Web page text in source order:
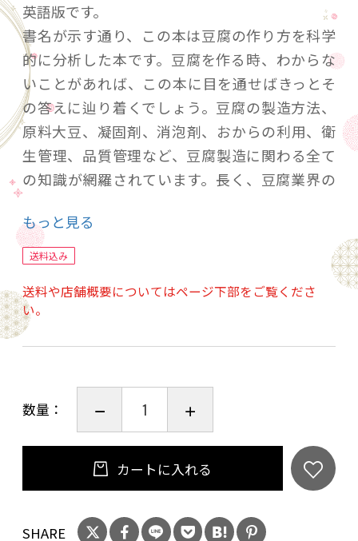
英語版です。
書名が示す通り、この本は豆腐の作り方を科学
的に分析した本です。豆腐を作る時、わからな
いことがあれば、この本に目を通せばきっとそ
の答えに辿り着くでしょう。豆腐の製造方法、
原料大豆、凝固剤、消泡剤、おからの利用、衛
生管理、品質管理など、豆腐製造に関わる全て
の知識が網羅されています。長く、豆腐業界の
が持つべき１冊です。
The Science of Tofu” is the English version of
‘The Science of Tofu,’ a book that has been a
favorite of those involved with tofu in Japan.
As the title suggests, this book is a scientific
book will surely help you find the answers. The
book covers everything you need to know
about tofu production, including production
methods, raw soybeans, coagulants,
defoaming agents, use of okara (bean curd),
もっと見る
送料込み
送料や店舗概要についてはページ下部をご覧くださ
い。
数量：
カートに入れる
SHARE